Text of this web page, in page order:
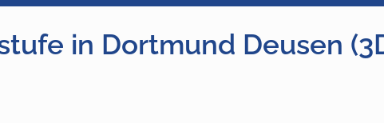
in Dortmund Deusen